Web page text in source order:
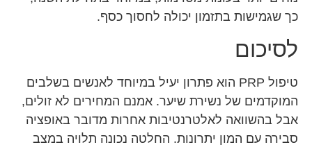
כך שגמישות בתזמון יכולה לחסוך כסף.
לסיכום
טיפול PRP הוא פתרון יעיל במיוחד לאנשים בשלבים
המוקדמים של נשירת שיער. אמנם המחירים לא זולים,
אבל בהשוואה לאלטרנטיבות אחרות מדובר באופציה
סבירה עם המון יתרונות. החלטה נכונה תלויה במצב